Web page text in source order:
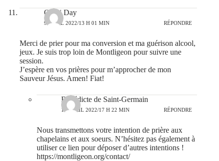
Omni Day
9 AVRIL 2022/13 H 01 MIN RÉPONDRE
Merci de prier pour ma conversion et ma guérison alcool,
jeux. Je suis trop loin de Montligeon pour suivre une
session.
J’espère en vos prières pour m’approcher de mon
Sauveur Jésus. Amen! Fiat!
Bénédicte de Saint-Germain
12 AVRIL 2022/17 H 22 MIN RÉPONDRE
Nous transmettons votre intention de prière aux
chapelains et aux soeurs. N’hésitez pas également à
utiliser ce lien pour déposer d’autres intentions !
https://montligeon.org/contact/